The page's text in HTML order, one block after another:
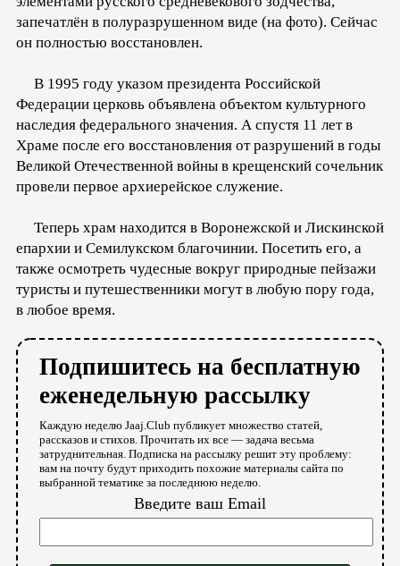
запечатлён в полуразрушенном виде (на фото). Сейчас
он полностью восстановлен.
В 1995 году указом президента Российской
Федерации церковь объявлена объектом культурного
наследия федерального значения. А спустя 11 лет в
Храме после его восстановления от разрушений в годы
Великой Отечественной войны в крещенский сочельник
провели первое архиерейское служение.
Теперь храм находится в Воронежской и Лискинской
епархии и Семилукском благочинии. Посетить его, а
также осмотреть чудесные вокруг природные пейзажи
туристы и путешественники могут в любую пору года,
в любое время.
Подпишитесь на бесплатную
еженедельную рассылку
Каждую неделю Jaaj.Club публикует множество статей,
рассказов и стихов. Прочитать их все — задача весьма
затруднительная. Подписка на рассылку решит эту проблему:
вам на почту будут приходить похожие материалы сайта по
выбранной тематике за последнюю неделю.
Введите ваш Email